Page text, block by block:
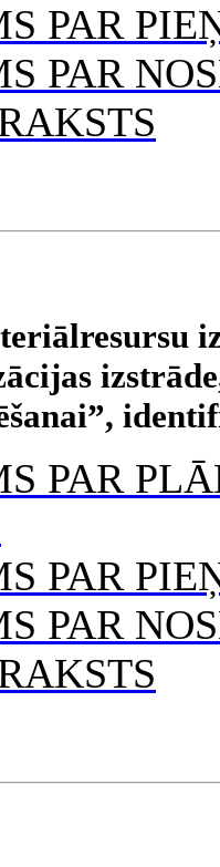
PAR
PAR
PAR
PAR
PAR